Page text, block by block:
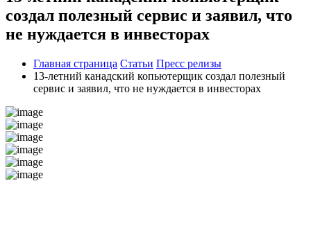
создал полезный сервис и заявил, что
не нуждается в инвесторах
Главная страница Статьи Пресс релизы
13-летний канадский копьютерщик создал полезный
сервис и заявил, что не нуждается в инвесторах